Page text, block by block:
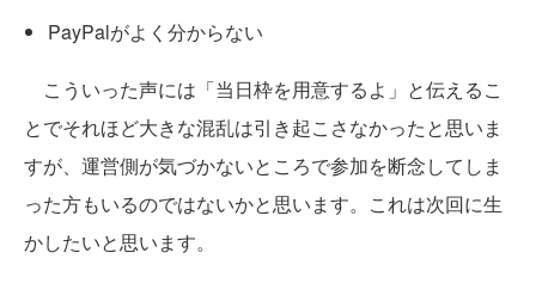
PayPalがよく分からない
こういった声には「当日枠を用意するよ」と伝えるこ
とでそれほど大きな混乱は引き起こさなかったと思いま
すが、運営側が気づかないところで参加を断念してしま
った方もいるのではないかと思います。これは次回に生
かしたいと思います。